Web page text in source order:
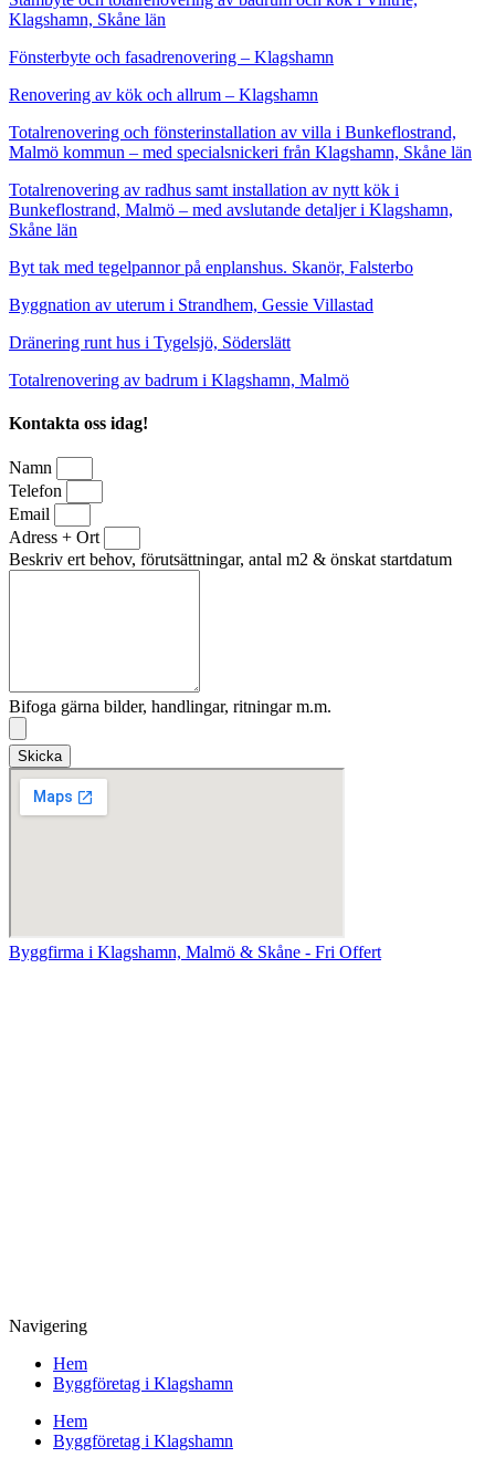
Klagshamn, Skåne län
Fönsterbyte och fasadrenovering – Klagshamn
Renovering av kök och allrum – Klagshamn
Totalrenovering och fönsterinstallation av villa i Bunkeflostrand,
Malmö kommun – med specialsnickeri från Klagshamn, Skåne län
Totalrenovering av radhus samt installation av nytt kök i
Bunkeflostrand, Malmö – med avslutande detaljer i Klagshamn,
Skåne län
Byt tak med tegelpannor på enplanshus. Skanör, Falsterbo
Byggnation av uterum i Strandhem, Gessie Villastad
Dränering runt hus i Tygelsjö, Söderslätt
Totalrenovering av badrum i Klagshamn, Malmö
Kontakta oss idag!
Namn
Telefon
Email
Adress + Ort
Beskriv ert behov, förutsättningar, antal m2 & önskat startdatum
Bifoga gärna bilder, handlingar, ritningar m.m.
Skicka
Byggfirma i Klagshamn, Malmö & Skåne - Fri Offert
Navigering
Hem
Byggföretag i Klagshamn
Hem
Byggföretag i Klagshamn